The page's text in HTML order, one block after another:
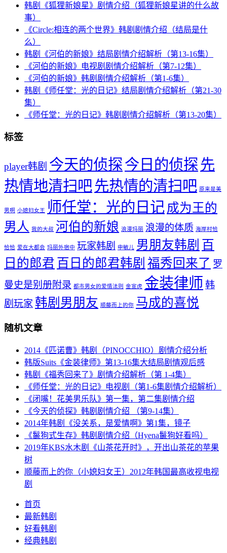
韩剧《狐狸新娘星》剧情介绍（狐狸新娘星讲的什么故
事）
《Circle:相连的两个世界》韩剧剧情介绍（结局是什
么）
韩剧《河伯的新娘》结局剧情介绍解析（第13-16集）
《河伯的新娘》电视剧剧情介绍解析（第7-12集）
《河伯的新娘》韩剧剧情介绍解析（第1-6集）
韩剧《师任堂：光的日记》结局剧情介绍解析（第21-30
集）
《师任堂：光的日记》韩剧剧情介绍解析（第13-20集）
标签
player韩剧 今天的侦探今日的侦探先
热情地清扫吧先热情的清扫吧 原来是美
男啊 小媳妇女王 师任堂：光的日记 成为王的
男人
我的大叔 河伯的新娘 浪漫玛丽 浪漫的体质 海岸村恰
恰恰 爱在大都会 玛丽外宿中 玩家韩剧 申敏儿 男朋友韩剧 百
日的郎君 百日的郎君韩剧 福秀回来了 罗
曼史是别册附录 都市男女的爱情法则 金宣虎 金装律师 韩
剧玩家 韩剧男朋友 顺藤而上的你 马成的喜悦
随机文章
2014《匹诺曹》韩剧（PINOCCHIO）剧情介绍分析
韩版Suits《金装律师》第13-16集大结局剧情观后感
韩剧《福秀回来了》剧情介绍解析（第 1-4集）
《师任堂：光的日记》电视剧（第1-6集剧情介绍解析）
《闭嘴！花美男乐队》第一集，第二集剧情介绍
《今天的侦探》韩剧剧情介绍 （第9-14集）
2014年韩剧《没关系，是爱情啊》第1集，镜子
《鬣狗式生存》韩剧剧情介绍（Hyena鬣狗好看吗）
2019年KBS水木剧《山茶花开时》，开出山茶花的苹果
树
顺藤而上的你（小媳妇女王）2012年韩国最高收视电视
剧
首页
最新韩剧
好看韩剧
经典韩剧